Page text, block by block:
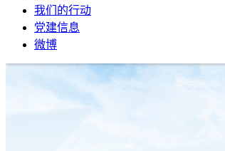
我们的行动
党建信息
微博